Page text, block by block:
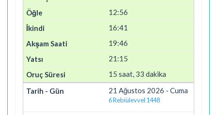
12:56
16:41
19:46
21:15
15 saat, 33 dakika
21 Ağustos 2026 - Cuma
6 Rebiülevvel 1448